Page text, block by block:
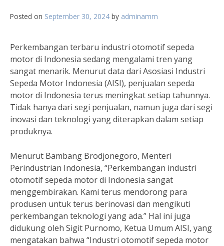
Posted on September 30, 2024 by adminamm
Perkembangan terbaru industri otomotif sepeda
motor di Indonesia sedang mengalami tren yang
sangat menarik. Menurut data dari Asosiasi Industri
Sepeda Motor Indonesia (AISI), penjualan sepeda
motor di Indonesia terus meningkat setiap tahunnya.
Tidak hanya dari segi penjualan, namun juga dari segi
inovasi dan teknologi yang diterapkan dalam setiap
produknya.
Menurut Bambang Brodjonegoro, Menteri
Perindustrian Indonesia, “Perkembangan industri
otomotif sepeda motor di Indonesia sangat
menggembirakan. Kami terus mendorong para
produsen untuk terus berinovasi dan mengikuti
perkembangan teknologi yang ada.” Hal ini juga
didukung oleh Sigit Purnomo, Ketua Umum AISI, yang
mengatakan bahwa “Industri otomotif sepeda motor